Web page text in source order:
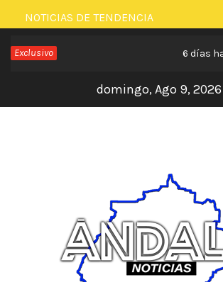
Saltar
al
contenido
NOTICIAS DE TENDENCIA
Exclusivo 6 días hace
domingo, Ago 9, 2026